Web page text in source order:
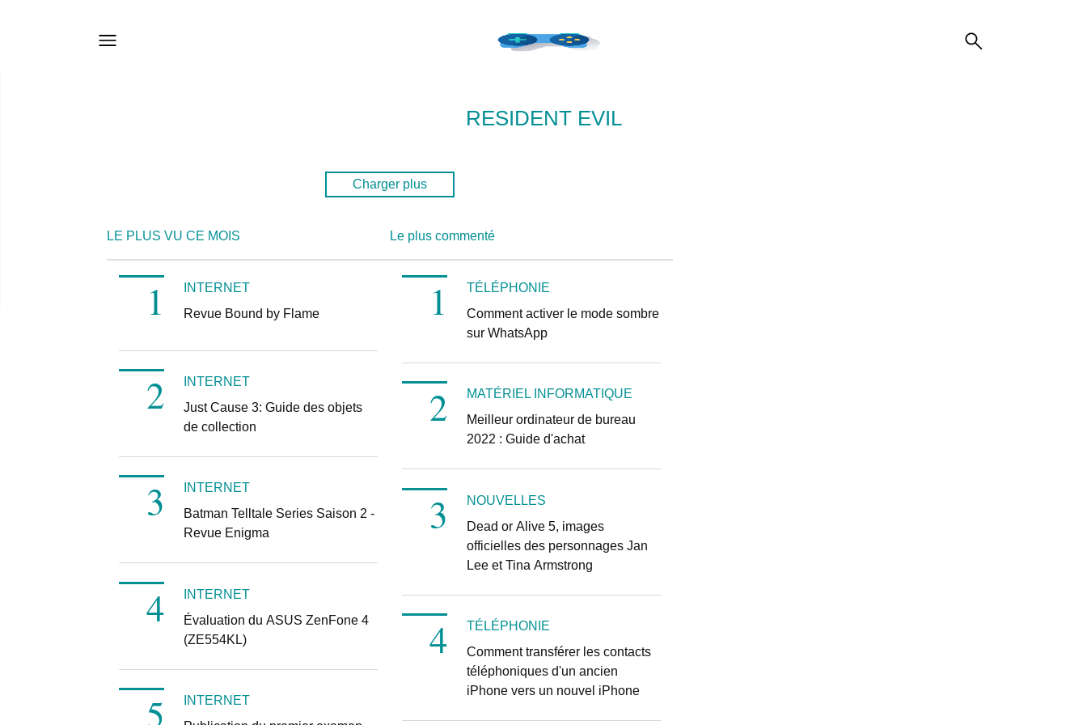
RESIDENT EVIL
Charger plus
LE PLUS VU CE MOIS Le plus commenté
TÉLÉPHONIE
Comment activer le mode sombre
sur WhatsApp
MATÉRIEL INFORMATIQUE
Meilleur ordinateur de bureau
2022 : Guide d'achat
NOUVELLES
Dead or Alive 5, images
officielles des personnages Jan
Lee et Tina Armstrong
TÉLÉPHONIE
Comment transférer les contacts
téléphoniques d'un ancien
iPhone vers un nouvel iPhone
INTERNET
Revue Bound by Flame
INTERNET
Just Cause 3: Guide des objets
de collection
INTERNET
Batman Telltale Series Saison 2 -
Revue Enigma
INTERNET
Évaluation du ASUS ZenFone 4
(ZE554KL)
INTERNET